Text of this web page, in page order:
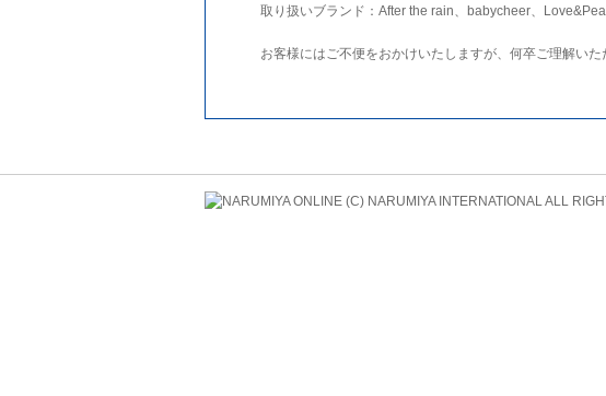
取り扱いブランド：After the rain、babycheer、
お客様にはご不便をおかけいたしますが、何卒ご理解いた